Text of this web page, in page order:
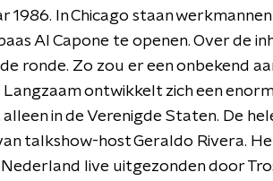
1986. In Chicago staan
Al Capone te openen. Over de
ronde. Zo zou er een onbekend
ontwikkelt zich een
alleen in de Verenigde Staten. De
talkshow-host Geraldo Rivera.
live uitgezonden door